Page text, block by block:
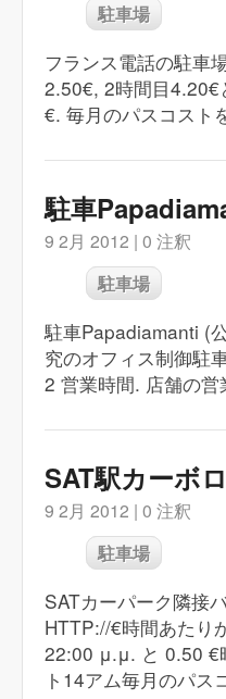
駐車場
フランス電話の駐車
2.50€, 2時間目4.20€
€. 毎月のパスコスト
駐車
9 2月 2012 | 0 注釈
駐車場
駐車Papadiamanti (
究のオフィス制御駐
2 営業時間. 店舗の営
SAT駅カーボ
9 2月 2012 | 0 注釈
駐車場
SATカーパーク隣接
HTTP://€時間あた
22:00 μ.μ. と 0.50
ト14アム毎月のパス